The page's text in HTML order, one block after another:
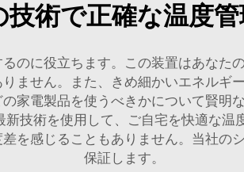
技術で正確な温度
のに役立ちます。この装置はあなた
ません。また、きめ細かいエネルギ
家電製品を使うべきかについて賢明
新技術を使用して、ご自宅を快適な温
を感じることもありません。当社の
保証します。